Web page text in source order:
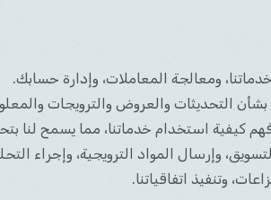
ومعالجة المعاملات، وإدارة حسابك.
التحديثات والعروض والترويجات
فهم كيفية استخدام خدماتنا، مما يسمح
وإرسال المواد الترويجية، وإجراء
وتنفيذ اتفاقياتنا.